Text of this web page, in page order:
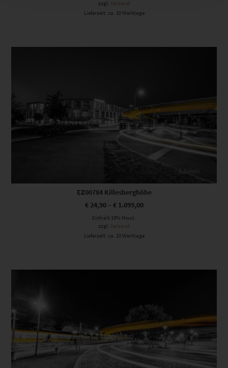
zzgl. Versand
Lieferzeit: ca. 10 Werktage
Dieses Produkt weist mehrere Varianten auf. Die Optionen können auf der Produktseite gewählt werden
EZ00784 Killesberghöhe
€24,90– €1.099,00
Enthält 19% Mwst.
zzgl. Versand
Lieferzeit: ca. 10 Werktage
Dieses Produkt weist mehrere Varianten auf. Die Optionen können auf der Produktseite gewählt werden